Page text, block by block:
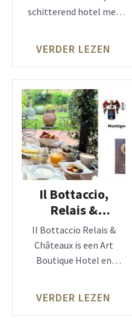
schitterend hotel met
VERDER LEZEN
Il Bottaccio,
Relais &
Châteaux in
Toscanië
Il Bottaccio Relais &
Châteaux is een Art
Boutique Hotel en
VERDER LEZEN